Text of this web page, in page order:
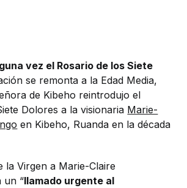
vez el Rosario de los Siete
se remonta a la Edad Media,
de Kibeho reintrodujo el
Dolores a la visionaria Marie-
en Kibeho, Ruanda en la década
la Virgen a Marie-Claire
un “llamado urgente al